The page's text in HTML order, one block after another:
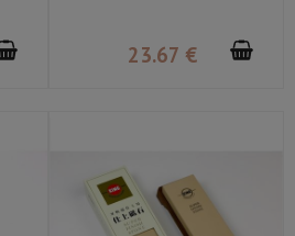
23.67 €